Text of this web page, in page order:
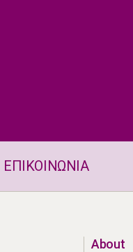
ΕΠΙΚΟΙΝΩΝΙΑ
About